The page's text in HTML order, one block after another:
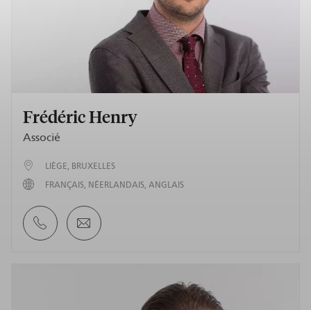
Frédéric Henry
Associé
LIÈGE BRUXELLES
FRANÇAIS NÉERLANDAIS ANGLAIS